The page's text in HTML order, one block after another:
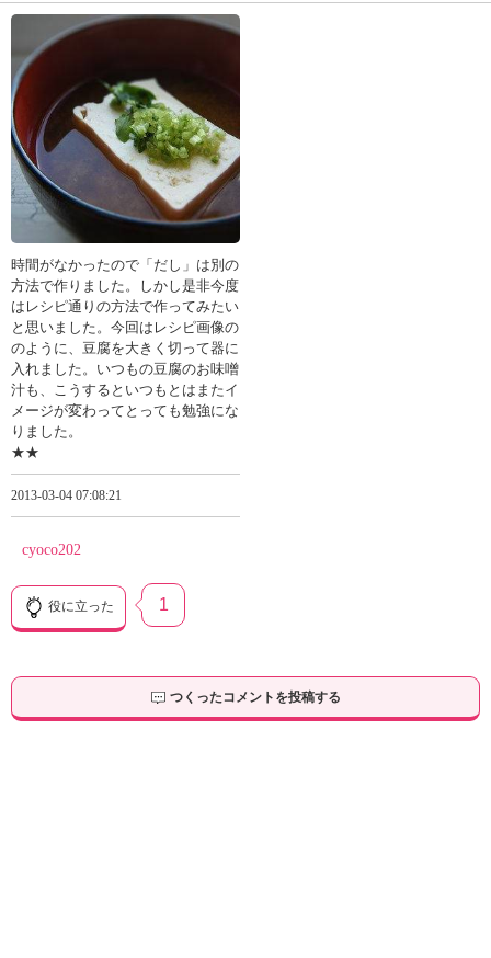
時間がなかったので「だし」は別の
方法で作りました。しかし是非今度
はレシピ通りの方法で作ってみたい
と思いました。今回はレシピ画像の
のように、豆腐を大きく切って器に
入れました。いつもの豆腐のお味噌
汁も、こうするといつもとはまたイ
メージが変わってとっても勉強にな
りました。
★★
2013-03-04 07:08:21
cyoco202
役に立った 1
つくったコメントを投稿する